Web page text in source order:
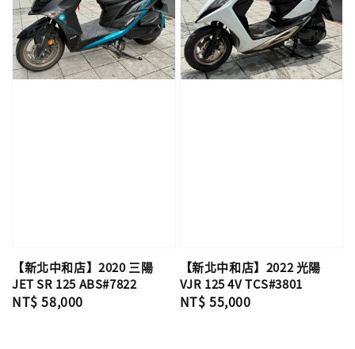
【新北中和店】2020 三陽
JET SR 125 ABS#7822
Regular
NT$ 58,000
【新北中和店】2022 光陽
VJR 125 4V TCS#3801
Regular
NT$ 55,000